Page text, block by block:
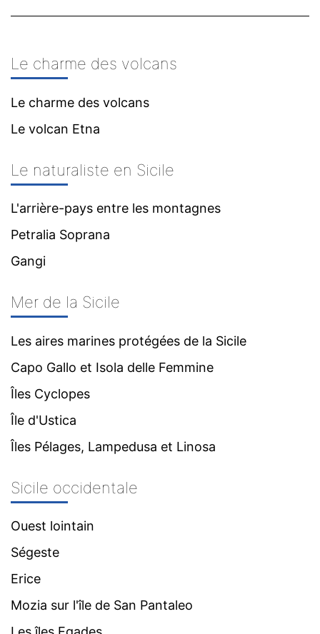
Le charme des volcans
Le charme des volcans
Le volcan Etna
Le naturaliste en Sicile
L'arrière-pays entre les montagnes
Petralia Soprana
Gangi
Mer de la Sicile
Les aires marines protégées de la Sicile
Capo Gallo et Isola delle Femmine
Îles Cyclopes
Île d'Ustica
Îles Pélages, Lampedusa et Linosa
Sicile occidentale
Ouest lointain
Ségeste
Erice
Mozia sur l'île de San Pantaleo